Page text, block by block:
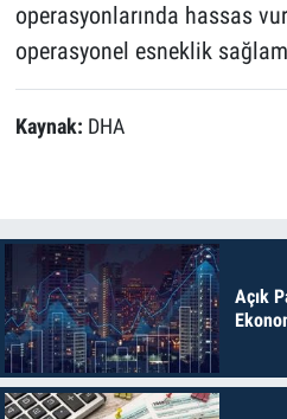
operasyonlarında hassas
operasyonel esneklik
Kaynak: DHA
Açık